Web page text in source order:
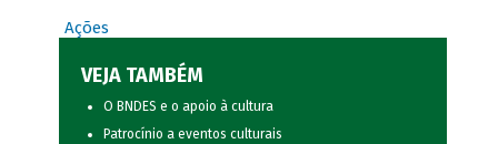
Ações
VEJA TAMBÉM
O BNDES e o apoio à cultura
Patrocínio a eventos culturais